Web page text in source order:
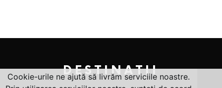
DESTINATII
Cookie-urile ne ajută să livrăm serviciile noastre.